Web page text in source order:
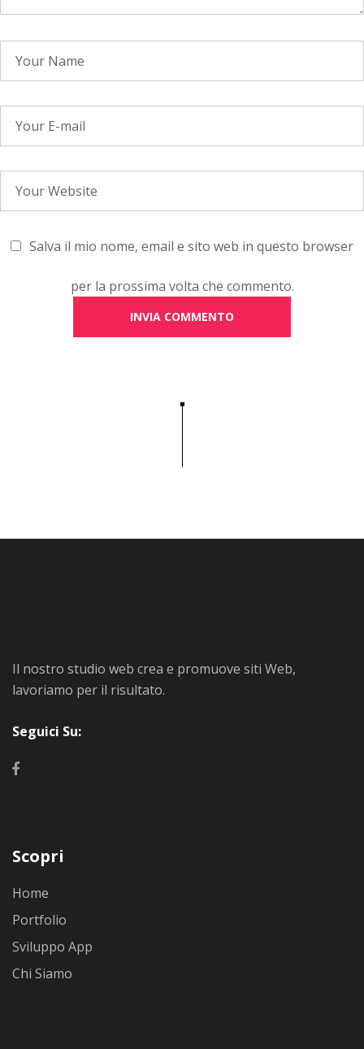
Salva il mio nome, email e sito web in questo browser
per la prossima volta che commento.
Il nostro studio web crea e promuove siti Web,
lavoriamo per il risultato.
Seguici Su:
Scopri
Home
Portfolio
Sviluppo App
Chi Siamo